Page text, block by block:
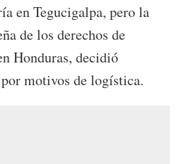
en Tegucigalpa, pero la
de los derechos de
Honduras, decidió
motivos de logística.